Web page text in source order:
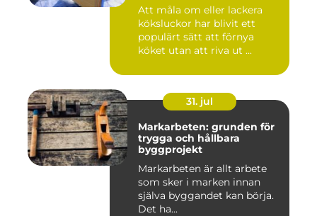
Att måla om eller lackera
köksluckor har blivit ett
populärt sätt att förnya
köket utan att riva ut ...
31. jul
Markarbeten: grunden för
trygga och hållbara
byggprojekt
Markarbeten är allt arbete
som sker i marken innan
själva byggandet kan börja.
Det ha...